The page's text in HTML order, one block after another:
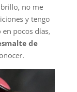
no me
y tengo
pocos días,
de